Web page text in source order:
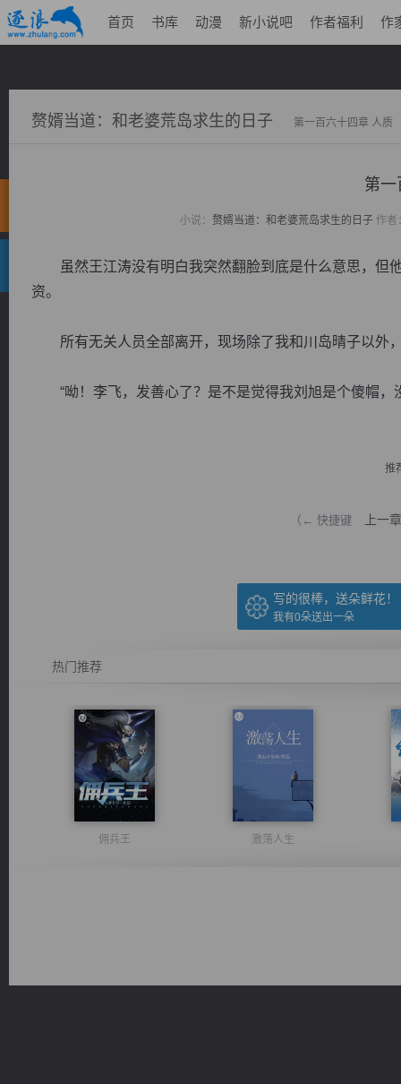
首页 书库 动漫 新小说吧 作者福利 作
赘婿当道：和老婆荒岛求生的日子 第一百六十四章 人质
第一
小说： 赘婿当道：和老婆荒岛求生的日子作者
虽然王江涛没有明白我突然翻脸到底是什么意思，但
资。
所有无关人员全部离开，现场除了我和川岛晴子以外
“呦！李飞，发善心了？是不是觉得我刘旭是个傻帽，
推
（← 快捷键 上一章
写的很棒，送朵鲜花！
我有0朵送出一朵
热门推荐
佣兵王 激荡人生